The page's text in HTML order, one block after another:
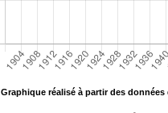
Graphique réalisé à partir des données